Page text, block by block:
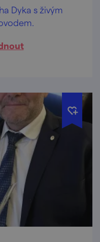
Dyka s živým